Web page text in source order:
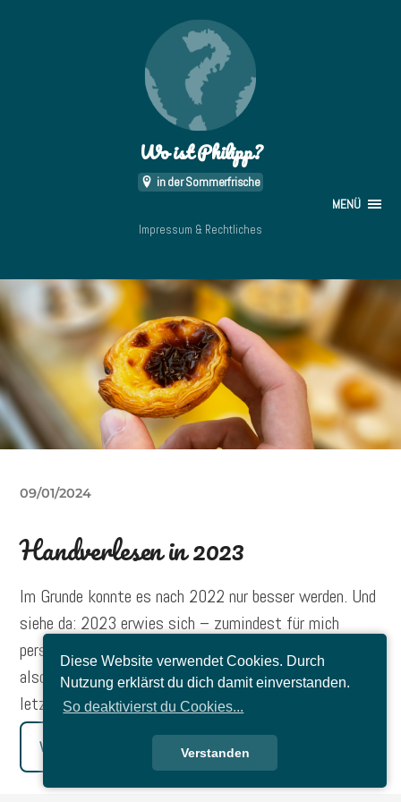
Diese Website verwendet Cookies. Durch
Nutzung erklärst du dich damit einverstanden.
So deaktivierst du Cookies...
Verstanden
Wo ist Philipp?
in der Sommerfrische
MENÜ
Impressum & Rechtliches
09/01/2024
Handverlesen in 2023
Im Grunde konnte es nach 2022 nur besser werden. Und
siehe da: 2023 erwies sich – zumindest für mich
persönlich – als hervorragendes Jahr. Hier kommen sie
also: Meine emotionalen Höhe- und Tiefpunkte des
letzten Jahres!
Weiterlesen